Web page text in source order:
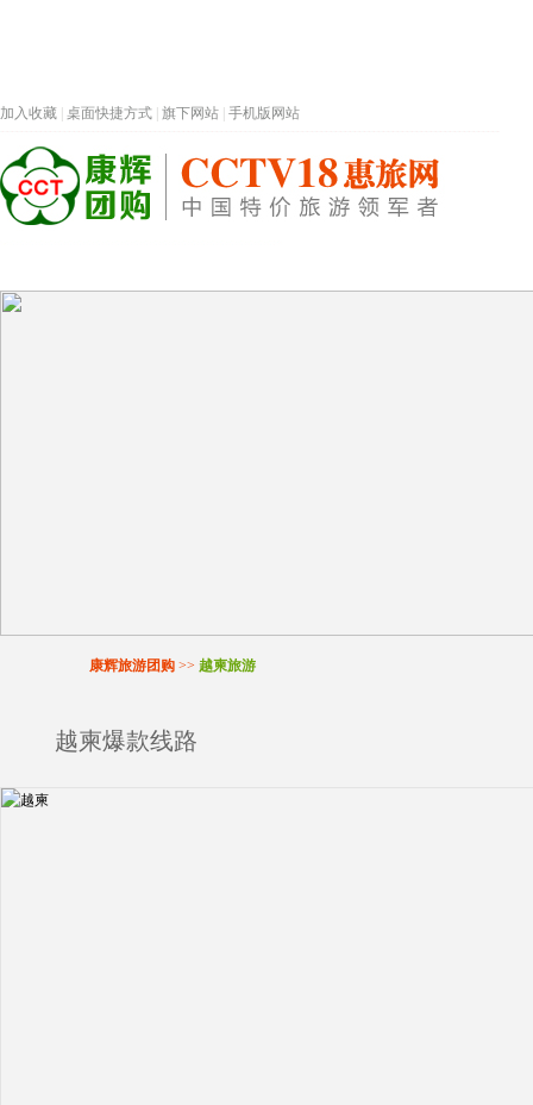
加入收藏 桌面快捷方式 旗下网站 手机版网站
康辉旅游团购 >> 越柬旅游
越柬爆款线路